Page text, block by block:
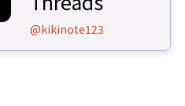
@kikinote123